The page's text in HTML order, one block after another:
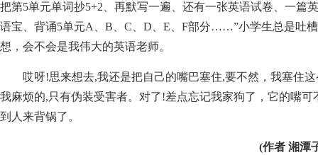
把第5单元单词抄5+2、再默写一遍、还有一张英语试卷、一篇
语宝、背诵5单元A、B、C、D、E、F部分……”小学生总是吐
想，会不会是我伟大的英语老师。
哎呀!思来想去,我还是把自己的嘴巴塞住,要不然，我塞住
我麻烦的,只有伪装受害者。对了!差点忘记我家狗了，它的嘴
到人来背锅了。
(作者 湘潭